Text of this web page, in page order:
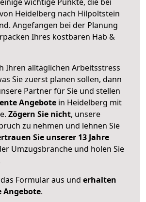
Heidelberg nach Hilpoltstein
Angefangen bei der Planung
Ihres kostbaren Hab &
Ihren alltäglichen Arbeitsstress
Sie zuerst planen sollen, dann
Partner für Sie und stellen
Angebote in Heidelberg mit
Zögern Sie nicht, unsere
zu nehmen und lehnen Sie
Sie unserer 13 Jahre
Umzugsbranche und holen Sie
Formular aus und erhalten
Angebote.